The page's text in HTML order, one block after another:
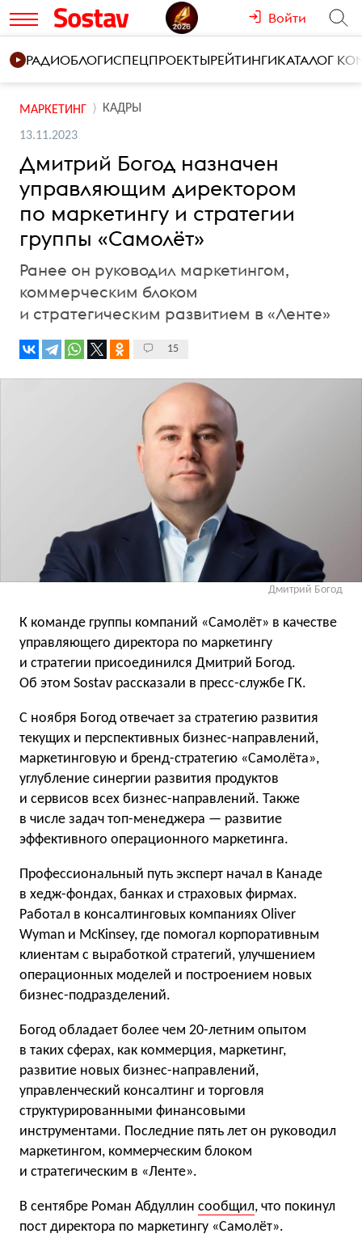
Войти
РАДИОБЛОГИСПЕЦПРОЕКТЫРЕЙТИНГИКАТАЛОГ
МАРКЕТИНГ КАДРЫ
13.11.2023
Дмитрий Богод назначен
управляющим директором
по маркетингу и стратегии
группы «Самолёт»
Ранее он руководил маркетингом,
коммерческим блоком
и стратегическим развитием в «Ленте»
15
Дмитрий Богод
К команде группы компаний «Самолёт» в качестве
управляющего директора по маркетингу
и стратегии присоединился Дмитрий Богод.
Об этом Sostav рассказали в пресс-службе ГК.
С ноября Богод отвечает за стратегию развития
текущих и перспективных бизнес-направлений,
маркетинговую и бренд-стратегию «Самолёта»,
углубление синергии развития продуктов
и сервисов всех бизнес-направлений. Также
в числе задач топ-менеджера — развитие
эффективного операционного маркетинга.
Профессиональный путь эксперт начал в Канаде
в хедж-фондах, банках и страховых фирмах.
Работал в консалтинговых компаниях Oliver
Wyman и McKinsey, где помогал корпоративным
клиентам с выработкой стратегий, улучшением
операционных моделей и построением новых
бизнес-подразделений.
Богод обладает более чем 20-летним опытом
в таких сферах, как коммерция, маркетинг,
развитие новых бизнес-направлений,
управленческий консалтинг и торговля
структурированными финансовыми
инструментами. Последние пять лет он руководил
маркетингом, коммерческим блоком
и стратегическим в «Ленте».
В сентябре Роман Абдуллин сообщил, что покинул
пост директора по маркетингу «Самолёт».